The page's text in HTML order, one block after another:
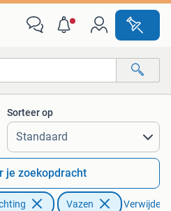
Sorteer op
je zoekopdracht
Vazen Verwijder